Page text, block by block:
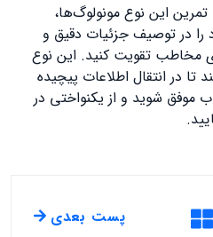
این نوع مونولوگ‌ها،
را در توصیف جزئیات دقیق و
مخاطب تقویت کنید. این نوع
در انتقال اطلاعات پیچیده
موفق شوید و از یکنواختی در
پست بعدی